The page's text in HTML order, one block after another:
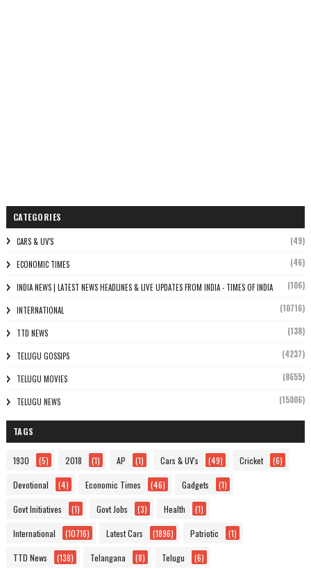
CATEGORIES
CARS & UV'S (49)
ECONOMIC TIMES (46)
INDIA NEWS | LATEST NEWS HEADLINES & LIVE UPDATES FROM INDIA - TIMES OF INDIA (106)
INTERNATIONAL (10716)
TTD NEWS (138)
TELUGU GOSSIPS (4237)
TELUGU MOVIES (8655)
TELUGU NEWS (15006)
TAGS
1930 (5) 2018 (1) AP (1) Cars & UV's (49) Cricket (6)
Devotional (4) Economic Times (46) Gadgets (1)
Govt Initiatives (1) Govt Jobs (3) Health (1)
International (10716) Latest Cars (1896) Patriotic (1)
TTD News (138) Telangana (8) Telugu (6)